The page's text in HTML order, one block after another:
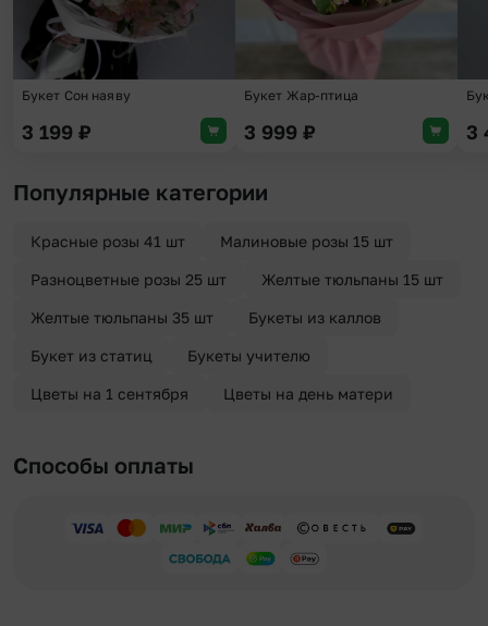
Букет Сон наяву
3 199 ₽
Букет Жар-птица
3 999 ₽ 3
Популярные категории
Красные розы 41 шт Малиновые розы 15 шт
Разноцветные розы 25 шт Желтые тюльпаны 15 шт
Желтые тюльпаны 35 шт Букеты из каллов
Букет из статиц Букеты учителю
Цветы на 1 сентября Цветы на день матери
Способы оплаты